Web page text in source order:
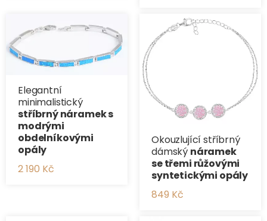
Elegantní
minimalistický
stříbrný náramek s
modrými
obdelníkovými
opály
2 190 Kč
Okouzlující stříbrný
dámský náramek
se třemi růžovými
syntetickými opály
849 Kč